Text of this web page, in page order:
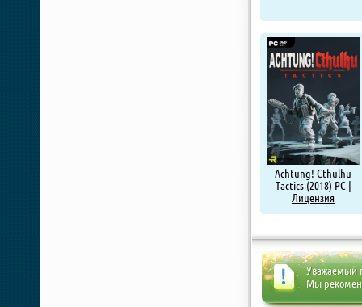
Achtung! Cthulhu
Tactics (2018) PC |
Лицензия
Уважаемый
Мы